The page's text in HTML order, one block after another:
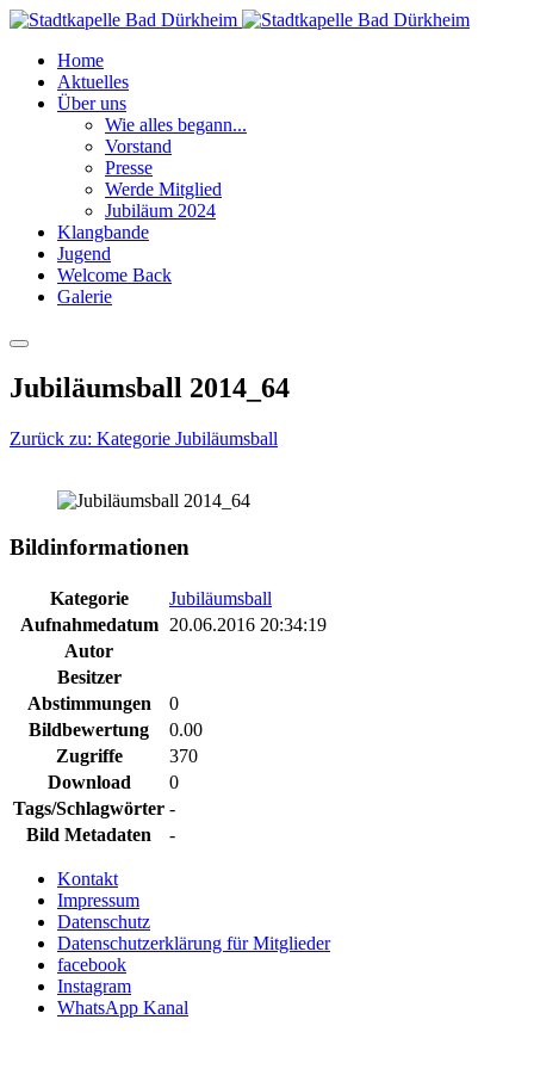
Home
Aktuelles
Über uns
Wie alles begann...
Vorstand
Presse
Werde Mitglied
Jubiläum 2024
Klangbande
Jugend
Welcome Back
Galerie
Jubiläumsball 2014_64
Zurück zu: Kategorie Jubiläumsball
Bildinformationen
Kategorie
Jubiläumsball
Aufnahmedatum
20.06.2016 20:34:19
Autor
Besitzer
Abstimmungen
0
Bildbewertung
0.00
Zugriffe
370
Download
0
Tags/Schlagwörter -
Bild Metadaten
-
Kontakt
Impressum
Datenschutz
Datenschutzerklärung für Mitglieder
facebook
Instagram
WhatsApp Kanal